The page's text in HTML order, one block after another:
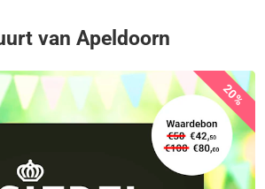
van Apeldoorn
20%